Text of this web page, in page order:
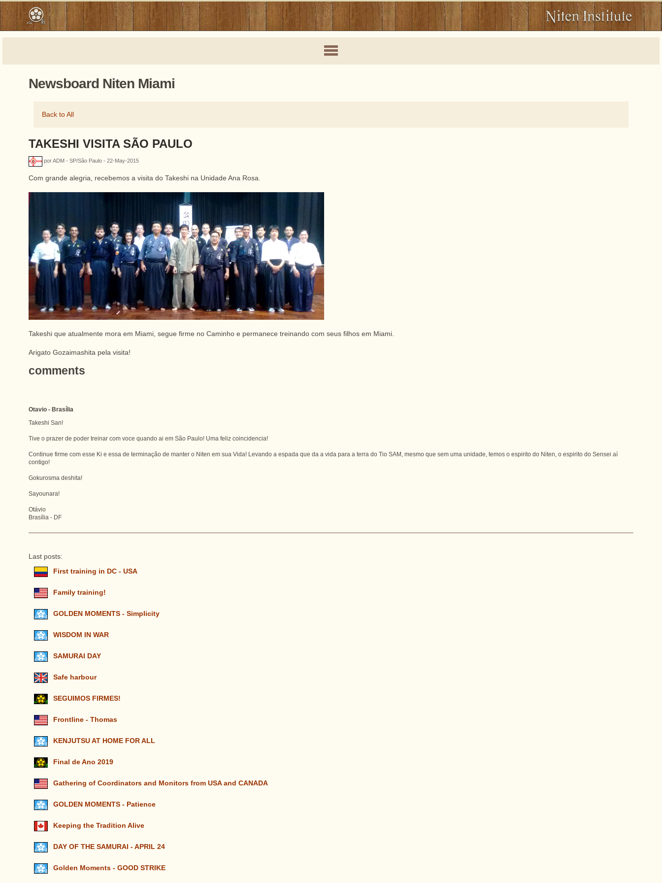
Newsboard Niten Miami
Back to All
TAKESHI VISITA SÃO PAULO
por ADM - SP/São Paulo - 22-May-2015
Com grande alegria, recebemos a visita do Takeshi na Unidade Ana Rosa.
Takeshi que atualmente mora em Miami, segue firme no Caminho e permanece treinando com seus filhos em Miami.
Arigato Gozaimashita pela visita!
comments
Otavio - Brasília
Takeshi San!
Tive o prazer de poder treinar com voce quando ai em São Paulo! Uma feliz coincidencia!
Continue firme com esse Ki e essa de terminação de manter o Niten em sua Vida! Levando a espada que da a vida para a terra do Tio SAM, mesmo que sem uma unidade, temos o espirito do Niten, o espirito do Sensei aí
contigo!
Gokurosma deshita!
Sayounara!
Otávio
Brasília - DF
Last posts:
First training in DC - USA
Family training!
GOLDEN MOMENTS - Simplicity
WISDOM IN WAR
SAMURAI DAY
Safe harbour
SEGUIMOS FIRMES!
Frontline - Thomas
KENJUTSU AT HOME FOR ALL
Final de Ano 2019
Gathering of Coordinators and Monitors from USA and CANADA
GOLDEN MOMENTS - Patience
Keeping the Tradition Alive
DAY OF THE SAMURAI - APRIL 24
Golden Moments - GOOD STRIKE